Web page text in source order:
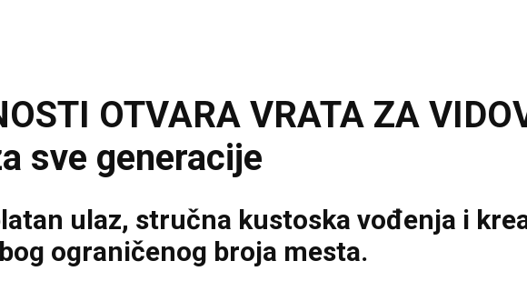
OTVARA VRATA ZA
sve generacije
ulaz, stručna kustoska vođenja i
ograničenog broja mesta.